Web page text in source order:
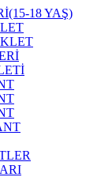
18 YAŞ)